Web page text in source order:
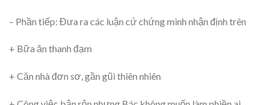
– Phần tiếp: Đưa ra các luận cứ chứng minh nhận định trên
+ Bữa ăn thanh đạm
+ Căn nhà đơn sơ, gần gũi thiên nhiên